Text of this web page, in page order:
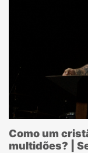
Como um
multidões? |